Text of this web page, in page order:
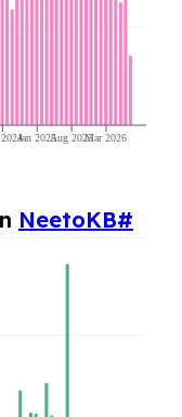
Jan 2025Aug 2025Mar 2026
NeetoKB#